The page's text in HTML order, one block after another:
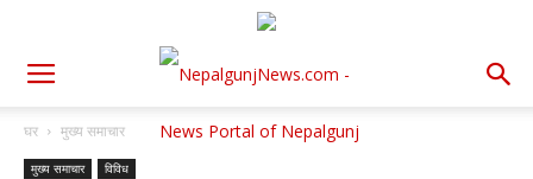
घर मुख्य समाचार
मुख्य समाचार विविध